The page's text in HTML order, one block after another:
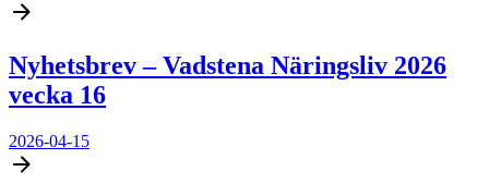
Nyhetsbrev – Vadstena Näringsliv 2026
vecka 16
2026-04-15